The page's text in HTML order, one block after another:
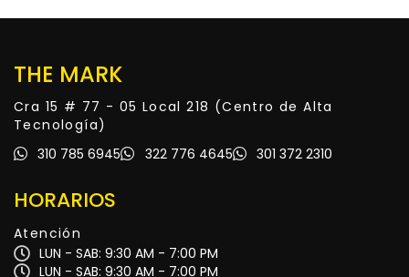
THE MARK
Cra 15 # 77 - 05 Local 218 (Centro de Alta
Tecnología)
310 785 6945
322 776 4645 301 372 2310
HORARIOS
Atención
LUN - SAB: 9:30 AM - 7:00 PM
LUN - SAB: 9:30 AM - 7:00 PM